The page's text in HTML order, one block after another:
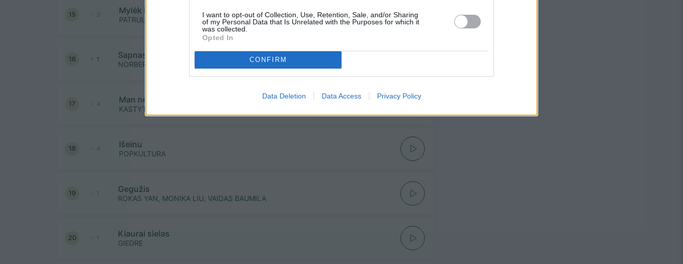
I want to opt-out of Collection, Use, Retention, Sale, and/or Sharing
of my Personal Data that Is Unrelated with the Purposes for which it
was collected.
Opted In
CONFIRM
Data Deletion Data Access Privacy Policy
15 3 Mylėk kaip niekada nemylėjai
PATRULIAI
16 1 Sapnas
NORBERTAS
17 4 Man nereikejo tavo rojaus
KASTYTIS KERBEDIS
18 4 Išeinu
POPKULTURA
19 1 Gegužis
ROKAS YAN, MONIKA LIU, VAIDAS BAUMILA
20 1 Kiaurai sielas
GIEDRE